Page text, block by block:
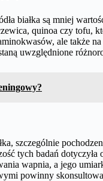
białka są mniej
quinoa czy tofu,
ale także
uwzględnione
szczególnie
tych badań
wapnia, a jego
powinny